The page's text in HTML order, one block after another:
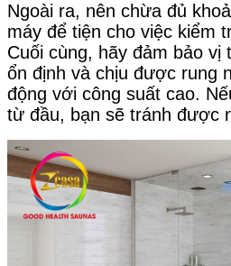
Ngoài ra, nên chừa đủ
máy để tiện cho việc kiểm
Cuối cùng, hãy đảm bảo vị
ổn định và chịu được rung
động với công suất cao.
từ đầu, bạn sẽ tránh được